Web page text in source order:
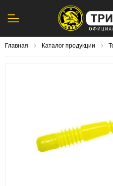
Главная Каталог продукции